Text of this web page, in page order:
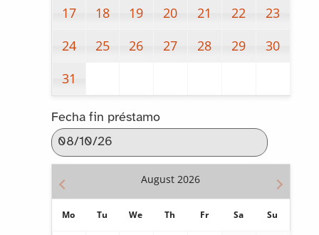
17
18 19 20 21 22
23
24
25 26 27 28 29
30
31
Fecha fin préstamo
August 2026
Mo Tu We Th Fr Sa Su